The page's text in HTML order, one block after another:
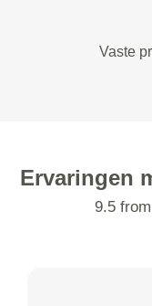
Vaste
Ervaringen
9.5